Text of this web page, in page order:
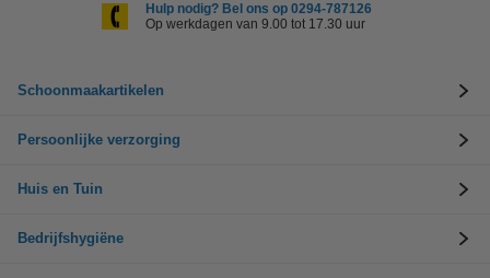
Hulp nodig? Bel ons op 0294-787126
Op werkdagen van 9.00 tot 17.30 uur
Schoonmaakartikelen
Persoonlijke verzorging
Huis en Tuin
Bedrijfshygiëne